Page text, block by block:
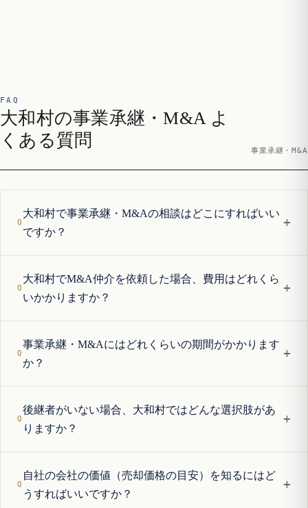
FAQ
大和村の事業承継・M&A よ
くある質問
事業承継・M&A
大和村で事業承継・M&Aの相談はどこにすればいい
ですか？
+
大和村でM&A仲介を依頼した場合、費用はどれくら
いかかりますか？
+
事業承継・M&Aにはどれくらいの期間がかかります
か？
+
後継者がいない場合、大和村ではどんな選択肢があ
りますか？
+
自社の会社の価値（売却価格の目安）を知るにはど
うすればいいですか？
+